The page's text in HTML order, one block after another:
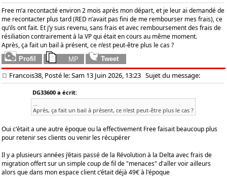
Free m’a recontacté environ 2 mois après mon départ, et je leur ai demandé de
me recontacter plus tard (RED n’avait pas fini de me rembourser mes frais), ce
qu’ils ont fait. Et j’y suis revenu, sans frais et avec remboursement des frais de
résiliation contrairement à la VP qui était en cours au même moment.
Après, ça fait un bail à présent, ce n’est peut-être plus le cas ?
Francois38, Posté le: Sam 13 Juin 2026, 13:23 Sujet du message:
DG33600 a écrit:
Après, ça fait un bail à présent, ce n’est peut-être plus le cas ?
Oui c'était a une autre époque ou la effectivement Free faisait beaucoup plus
pour retenir ses clients ou venir les récupérer
Il y a plusieurs années j’étais passé de la Révolution à la Delta avec frais de
migration offert sur un simple coup de fil de "menaces" d'aller voir ailleurs
alors que dans mon espace client c’était déjà 49€ à l'époque